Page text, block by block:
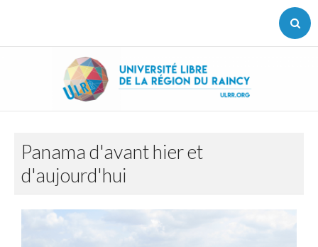
Page d'accueil
L'association
Les conférences
Sorties
Voyages
Les cours de langues
Panama d'avant hier et
d'aujourd'hui